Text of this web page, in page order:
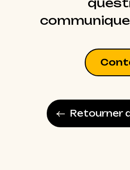
Retourner